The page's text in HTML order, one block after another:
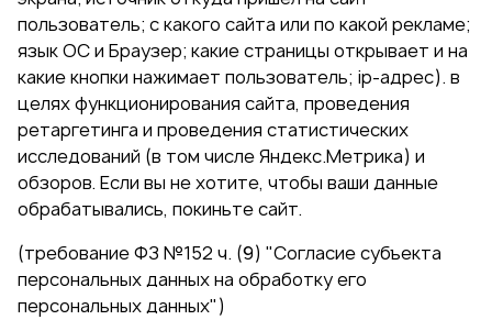
пользователь; с какого сайта или по какой рекламе;
язык ОС и Браузер; какие страницы открывает и на
какие кнопки нажимает пользователь; ip-адрес). в
целях функционирования сайта, проведения
ретаргетинга и проведения статистических
исследований (в том числе Яндекс.Метрика) и
обзоров. Если вы не хотите, чтобы ваши данные
обрабатывались, покиньте сайт.
(требование ФЗ №152 ч. (9) "Согласие субъекта
персональных данных на обработку его
персональных данных")